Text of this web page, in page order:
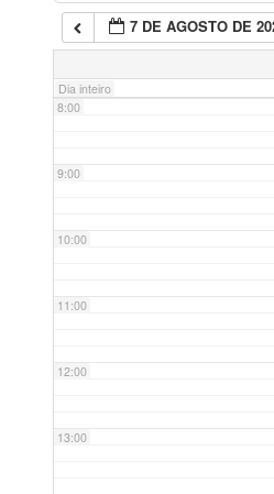
7 DE AGOSTO DE
Dia inteiro
7:00
8:00
9:00
10:00
11:00
12:00
13:00